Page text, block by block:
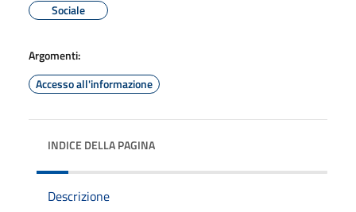
Sociale
Argomenti:
Accesso all'informazione
INDICE DELLA PAGINA
Descrizione